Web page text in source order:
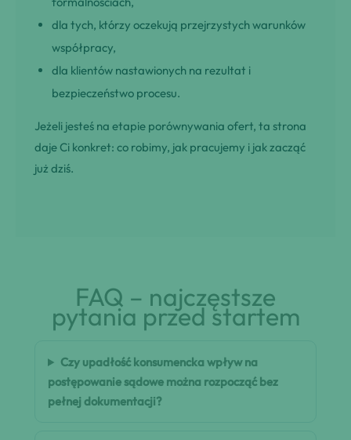
dla tych, którzy oczekują przejrzystych warunków
współpracy,
dla klientów nastawionych na rezultat i
bezpieczeństwo procesu.
Jeżeli jesteś na etapie porównywania ofert, ta strona
daje Ci konkret: co robimy, jak pracujemy i jak zacząć
już dziś.
FAQ – najczęstsze
pytania przed startem
Czy upadłość konsumencka wpływ na
postępowanie sądowe można rozpocząć bez
pełnej dokumentacji?